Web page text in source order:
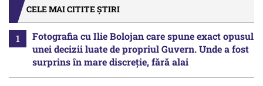
CELE MAI CITITE ȘTIRI
Fotografia cu Ilie Bolojan care spune exact opusul
unei decizii luate de propriul Guvern. Unde a fost
surprins în mare discreție, fără alai